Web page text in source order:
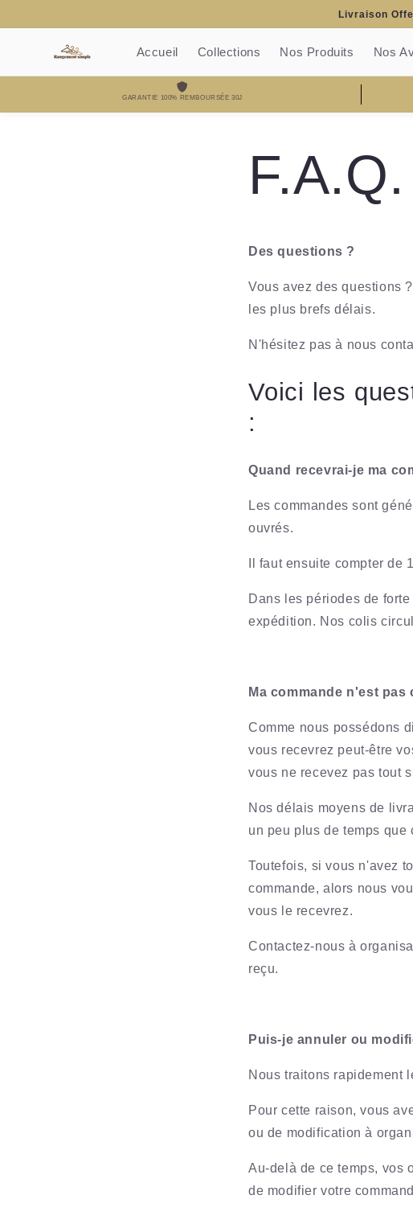
au
contenu
Livraison
Accueil Collections Nos Produits Nos
GARANTIE 100% REMBOURSÉE 30J
F.A.Q.
Des questions ?
Vous avez des questions
les plus brefs délais.
N'hésitez pas à nous
Voici les
:
Quand recevrai-je ma
Les commandes sont
ouvrés.
Il faut ensuite compter
Dans les périodes de
expédition. Nos colis
Ma commande n'est pas
Comme nous possédons
vous recevrez peut-être
vous ne recevez pas tout
Nos délais moyens de
un peu plus de temps que
Toutefois, si vous n'avez
commande, alors nous
vous le recevrez.
Contactez-nous à
reçu.
Puis-je annuler ou
Nous traitons rapidement
Pour cette raison, vous
ou de modification à
Au-delà de ce temps, vos
de modifier votre